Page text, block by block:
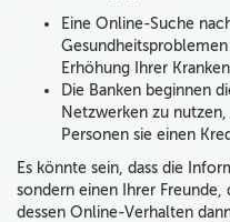
Eine Online-Suche
Erhöhung Ihrer
Die Banken beginnen
Netzwerken zu
Personen sie einen
Es könnte sein, dass die
sondern einen Ihrer
dessen Online-Verhalten